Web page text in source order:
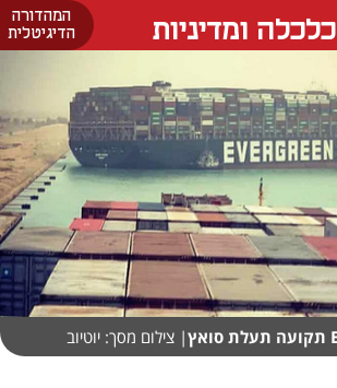
המהדורה
הדיגיטלית
כלכלה ומדיניות
| צילום מסך: יוטיוב